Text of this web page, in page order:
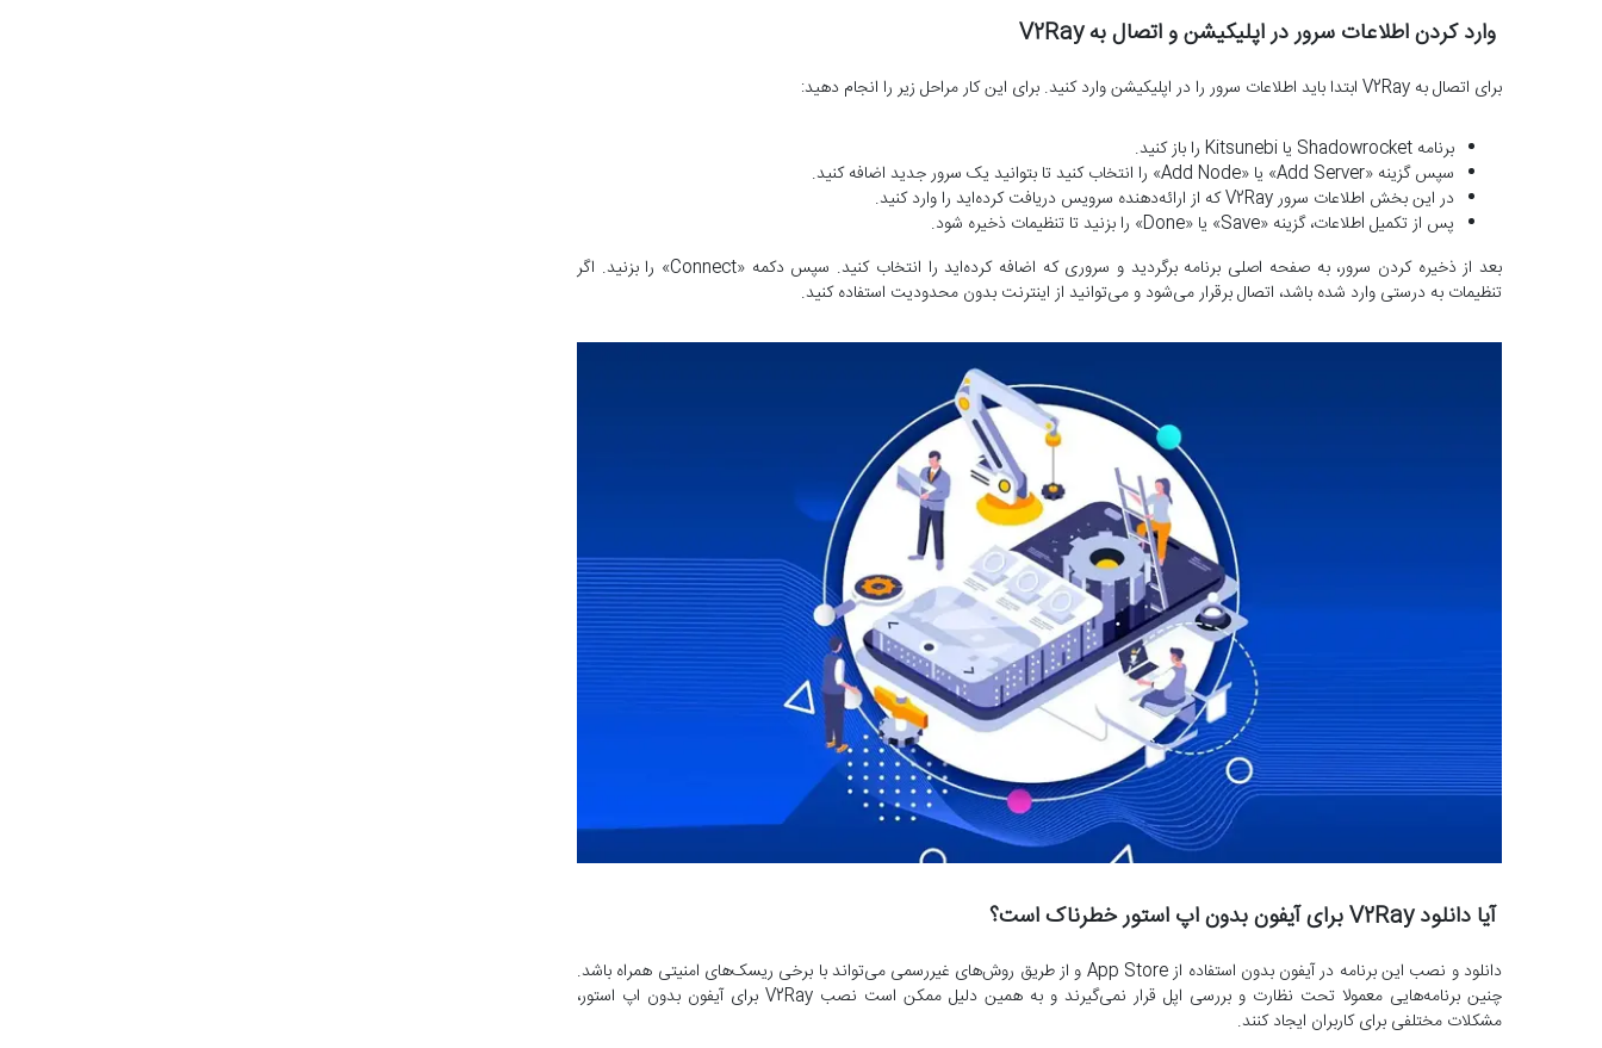
وارد کردن اطلاعات سرور در اپلیکیشن و اتصال به V2Ray
برای اتصال به V2Ray ابتدا باید اطلاعات سرور را در اپلیکیشن وارد کنید. برای این کار مراحل زیر را انجام دهید:
برنامه Shadowrocket یا Kitsunebi را باز کنید.
سپس گزینه «Add Server» یا «Add Node» را انتخاب کنید تا بتوانید یک سرور جدید اضافه کنید.
در این بخش اطلاعات سرور V2Ray که از ارائه‌دهنده سرویس دریافت کرده‌اید را وارد کنید.
پس از تکمیل اطلاعات، گزینه «Save» یا «Done» را بزنید تا تنظیمات ذخیره شود.
بعد از ذخیره کردن سرور، به صفحه اصلی برنامه برگردید و سروری که اضافه کرده‌اید را انتخاب کنید. سپس دکمه «Connect» را بزنید. اگر
تنظیمات به ‌درستی وارد شده باشد، اتصال برقرار می‌شود و می‌توانید از اینترنت بدون محدودیت استفاده کنید.
آیا دانلود V2Ray برای آیفون بدون اپ استور خطرناک است؟
دانلود و نصب این برنامه در آیفون بدون استفاده از App Store و از طریق روش‌های غیررسمی می‌تواند با برخی ریسک‌های امنیتی همراه باشد.
چنین برنامه‌هایی معمولا تحت نظارت و بررسی اپل قرار نمی‌گیرند و به همین دلیل ممکن است نصب V2Ray برای آیفون بدون اپ استور،
مشکلات مختلفی برای کاربران ایجاد کنند.